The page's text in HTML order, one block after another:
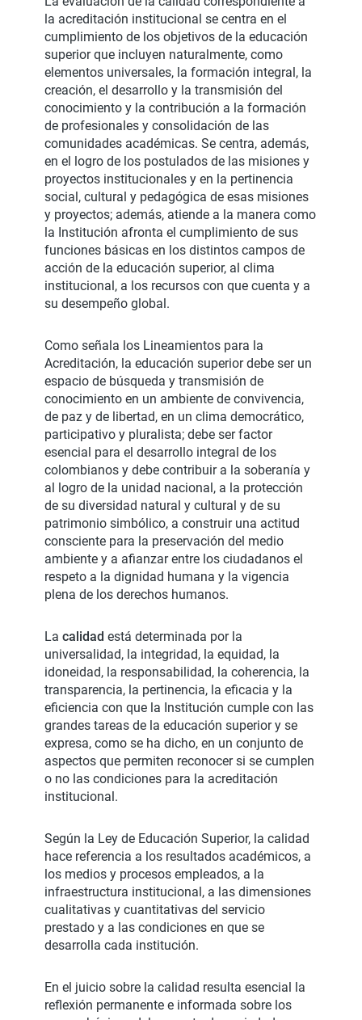
la acreditación institucional se centra en el
cumplimiento de los objetivos de la educación
superior que incluyen naturalmente, como
elementos universales, la formación integral, la
creación, el desarrollo y la transmisión del
conocimiento y la contribución a la formación
de profesionales y consolidación de las
comunidades académicas. Se centra, además,
en el logro de los postulados de las misiones y
proyectos institucionales y en la pertinencia
social, cultural y pedagógica de esas misiones
y proyectos; además, atiende a la manera como
la Institución afronta el cumplimiento de sus
funciones básicas en los distintos campos de
acción de la educación superior, al clima
institucional, a los recursos con que cuenta y a
su desempeño global.
Como señala los Lineamientos para la
Acreditación, la educación superior debe ser un
espacio de búsqueda y transmisión de
conocimiento en un ambiente de convivencia,
de paz y de libertad, en un clima democrático,
participativo y pluralista; debe ser factor
esencial para el desarrollo integral de los
colombianos y debe contribuir a la soberanía y
al logro de la unidad nacional, a la protección
de su diversidad natural y cultural y de su
patrimonio simbólico, a construir una actitud
consciente para la preservación del medio
ambiente y a afianzar entre los ciudadanos el
respeto a la dignidad humana y la vigencia
plena de los derechos humanos.
La calidad está determinada por la
universalidad, la integridad, la equidad, la
idoneidad, la responsabilidad, la coherencia, la
transparencia, la pertinencia, la eficacia y la
eficiencia con que la Institución cumple con las
grandes tareas de la educación superior y se
expresa, como se ha dicho, en un conjunto de
aspectos que permiten reconocer si se cumplen
o no las condiciones para la acreditación
institucional.
Según la Ley de Educación Superior, la calidad
hace referencia a los resultados académicos, a
los medios y procesos empleados, a la
infraestructura institucional, a las dimensiones
cualitativas y cuantitativas del servicio
prestado y a las condiciones en que se
desarrolla cada institución.
En el juicio sobre la calidad resulta esencial la
reflexión permanente e informada sobre los